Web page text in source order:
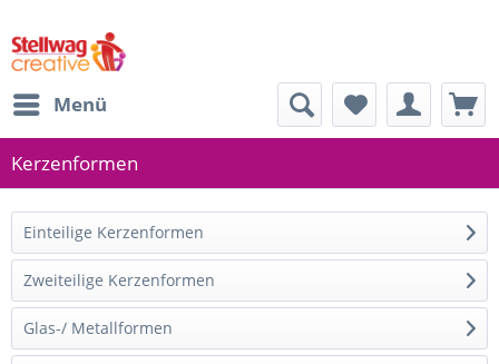
Menü
Kerzenformen
Einteilige Kerzenformen
Zweiteilige Kerzenformen
Glas-/ Metallformen